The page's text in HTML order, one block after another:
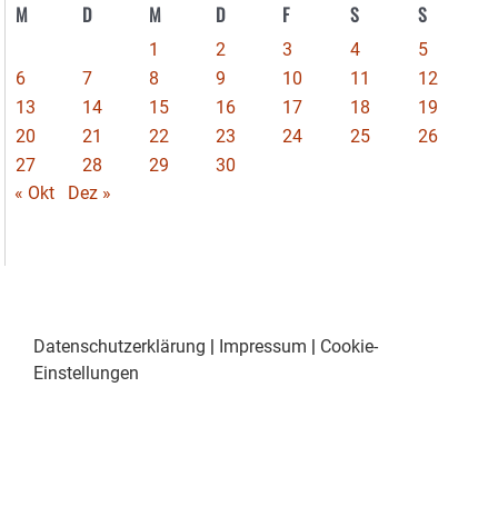
M D M D F S S
1 2 3 4
5
6
7 8 9 10 11
12
13
14 15 16 17 18
19
20
21 22 23 24 25
26
27
28 29
30
« Okt
Dez »
Datenschutzerklärung Impressum
Cookie-
Einstellungen